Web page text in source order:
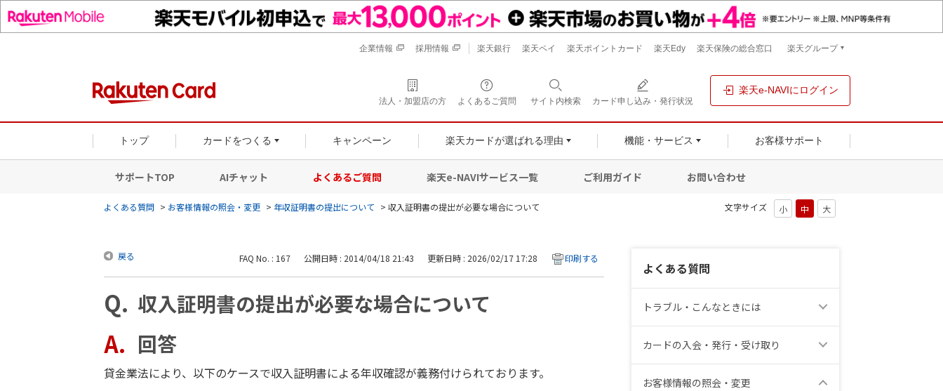
企業情報 採用情報 楽天銀行 楽天ペイ 楽天ポイントカード 楽天Edy 楽天保険の総合窓口 楽天グループ
法人・加盟店の方 よくあるご質問 サイト内検索 カード申し込み・発行状況
楽天e-NAVIにログイン
トップ カードをつくる キャンペーン 楽天カードが選ばれる理由 機能・サービス お客様サポート
サポートTOP AIチャット よくあるご質問 楽天e-NAVIサービス一覧 ご利用ガイド お問い合わせ
文字サイズ
よくある質問 > お客様情報の照会・変更 > 年収証明書の提出について > 収入証明書の提出が必要な場合について
よくある質問
トラブル・こんなときには
カードの入会・発行・受け取り
お客様情報の照会・変更
戻る FAQ No. : 167 公開日時 : 2014/04/18 21:43 更新日時 : 2026/02/17 17:28 印刷する
収入証明書の提出が必要な場合について
回答
貸金業法により、以下のケースで収入証明書による年収確認が義務付けられております。